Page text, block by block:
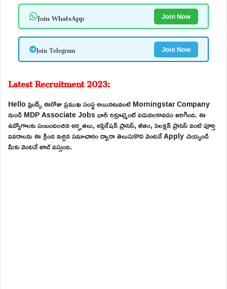
Join WhatsApp Join Now
Join Telegram Join Now
Latest Recruitment 2023:
Hello ఫ్రెండ్స్ ఈరోజు ప్రముఖ సంస్థ అయినటువంటి Morningstar Company
నుండి MDP Associate Jobs భారీ రిక్రూట్మెంట్ విడుదలకావడం జరిగింది. ఈ
ఉద్యోగాలకు సంబందించిన అర్హతలు, అప్లికేషన్ ప్రాసెస్, జీతం, సెలక్షన్ ప్రాసెస్ వంటి పూర్తి
వివరాలను ఈ క్రింద ఇచ్చిన సమాచారం ద్వారా తెలుసుకొని వెంటనే Apply చెయ్యండి
మీకు వెంటనే జాబ్ వస్తుంది.